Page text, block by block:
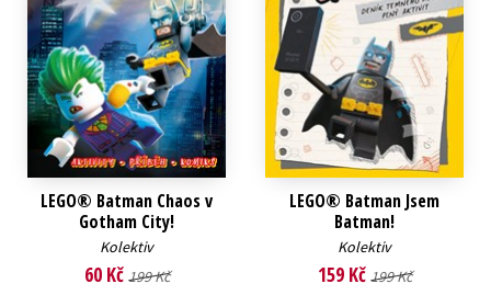
LEGO® Batman Chaos v
Gotham City!
Kolektiv
60 Kč 199 Kč
LEGO® Batman Jsem
Batman!
Kolektiv
159 Kč 199 Kč